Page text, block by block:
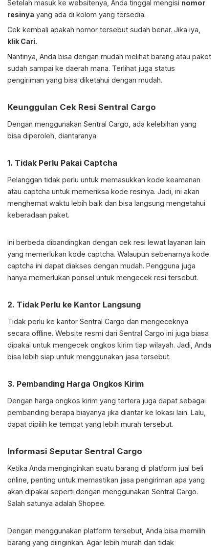
Setelah masuk ke websitenya, Anda tinggal mengisi nomor
resinya yang ada di kolom yang tersedia.
Cek kembali apakah nomor tersebut sudah benar. Jika iya,
klik Cari.
Nantinya, Anda bisa dengan mudah melihat barang atau paket
sudah sampai ke daerah mana. Terlihat juga status
pengiriman yang bisa diketahui dengan mudah.
Keunggulan Cek Resi Sentral Cargo
Dengan menggunakan Sentral Cargo, ada kelebihan yang
bisa diperoleh, diantaranya:
1. Tidak Perlu Pakai Captcha
Pelanggan tidak perlu untuk memasukkan kode keamanan
atau captcha untuk memeriksa kode resinya. Jadi, ini akan
menghemat waktu lebih baik dan bisa langsung mengetahui
keberadaan paket.
Ini berbeda dibandingkan dengan cek resi lewat layanan lain
yang memerlukan kode captcha. Walaupun sebenarnya kode
captcha ini dapat diakses dengan mudah. Pengguna juga
hanya memerlukan ponsel untuk mengecek resi tersebut.
2. Tidak Perlu ke Kantor Langsung
Tidak perlu ke kantor Sentral Cargo dan mengeceknya
secara offline. Website resmi dari Sentral Cargo ini juga biasa
dipakai untuk mengecek ongkos kirim tiap wilayah. Jadi, Anda
bisa lebih siap untuk menggunakan jasa tersebut.
3. Pembanding Harga Ongkos Kirim
Dengan harga ongkos kirim yang tertera juga dapat sebagai
pembanding berapa biayanya jika diantar ke lokasi lain. Lalu,
dapat dipilih ke tempat yang lebih murah tersebut.
Informasi Seputar Sentral Cargo
Ketika Anda menginginkan suatu barang di platform jual beli
online, penting untuk memastikan jasa pengiriman apa yang
akan dipakai seperti dengan menggunakan Sentral Cargo.
Salah satunya adalah Shopee.
Dengan menggunakan platform tersebut, Anda bisa memilih
barang yang diinginkan. Agar lebih murah dan tidak